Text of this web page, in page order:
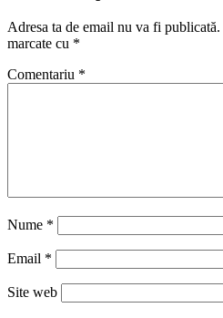
Adresa ta de email nu va fi publicată.
marcate cu *
Comentariu *
Nume *
Email *
Site web